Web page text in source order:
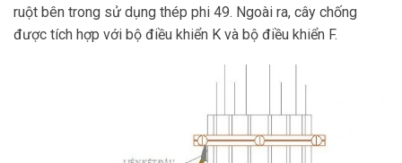
ruột bên trong sử dụng thép phi 49. Ngoài ra, cây chống
được tích hợp với bộ điều khiển K và bộ điều khiển F.